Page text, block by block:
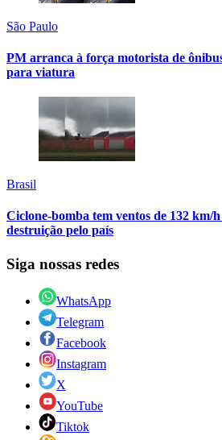
São Paulo
PM arranca à força motorista de
para viatura
Brasil
Ciclone-bomba tem ventos de 132 km/
destruição pelo país
Siga nossas redes
WhatsApp
Telegram
Facebook
Instagram
X
YouTube
Tiktok